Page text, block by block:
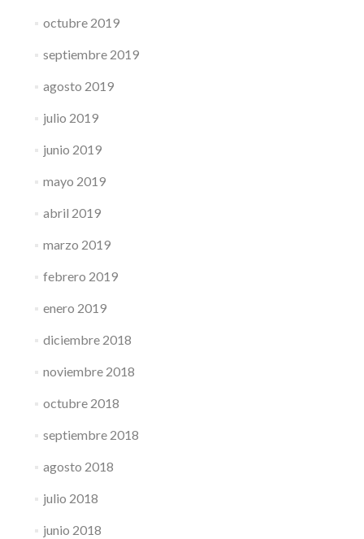
octubre 2019
septiembre 2019
agosto 2019
julio 2019
junio 2019
mayo 2019
abril 2019
marzo 2019
febrero 2019
enero 2019
diciembre 2018
noviembre 2018
octubre 2018
septiembre 2018
agosto 2018
julio 2018
junio 2018